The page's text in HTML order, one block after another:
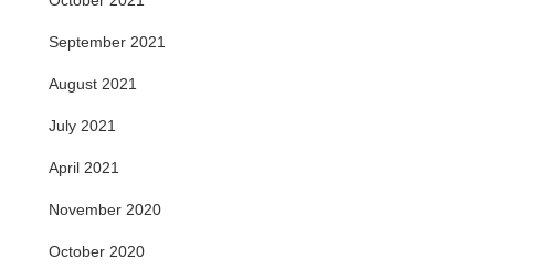
September 2021
August 2021
July 2021
April 2021
November 2020
October 2020